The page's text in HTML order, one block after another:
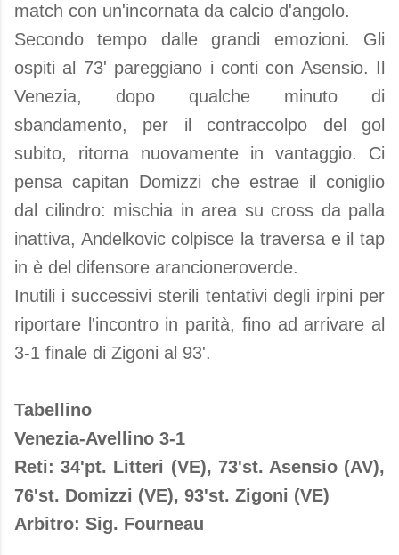
match con un'incornata da calcio d'angolo.
Secondo tempo dalle grandi emozioni. Gli
ospiti al 73' pareggiano i conti con Asensio. Il
Venezia, dopo qualche minuto di
sbandamento, per il contraccolpo del gol
subito, ritorna nuovamente in vantaggio. Ci
pensa capitan Domizzi che estrae il coniglio
dal cilindro: mischia in area su cross da palla
inattiva, Andelkovic colpisce la traversa e il tap
in è del difensore arancioneroverde.
Inutili i successivi sterili tentativi degli irpini per
riportare l'incontro in parità, fino ad arrivare al
3-1 finale di Zigoni al 93'.
Tabellino
Venezia-Avellino 3-1
Reti: 34'pt. Litteri (VE), 73'st. Asensio (AV),
76'st. Domizzi (VE), 93'st. Zigoni (VE)
Arbitro: Sig. Fourneau